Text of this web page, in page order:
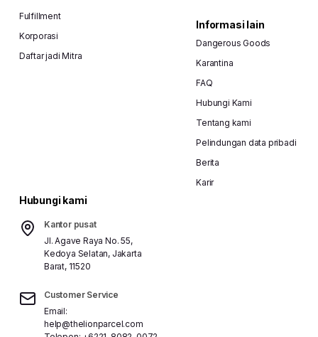
Fulfillment
Korporasi
Daftar jadi Mitra
Informasi lain
Dangerous Goods
Karantina
FAQ
Hubungi Kami
Tentang kami
Pelindungan data pribadi
Berita
Karir
Hubungi kami
Kantor pusat
Jl. Agave Raya No. 55,
Kedoya Selatan, Jakarta
Barat, 11520
Customer Service
Email:
help@thelionparcel.com